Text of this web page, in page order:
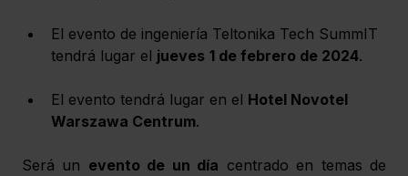
El evento de ingeniería Teltonika Tech SummIT
tendrá lugar el jueves 1 de febrero de 2024.
El evento tendrá lugar en el Hotel Novotel
Warszawa Centrum.
Será un evento de un día centrado en temas de